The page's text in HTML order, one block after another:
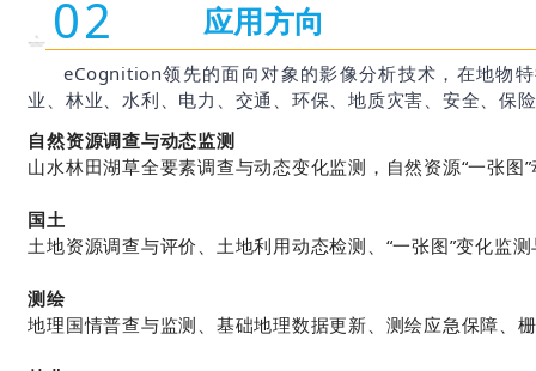
02 应用方向
eCognition领先的面向对象的影像分析技术，在地物
业、林业、水利、电力、交通、环保、地质灾害、安全、保
自然资源调查与动态监测
山水林田湖草全要素调查与动态变化监测，自然资源“一张图
国土
土地资源调查与评价、土地利用动态检测、“一张图”变化监
测绘
地理国情普查与监测、基础地理数据更新、测绘应急保障、